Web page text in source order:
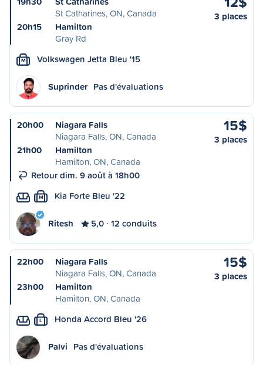
St Catharines, ON, Canada
20h15
Hamilton
Gray Rd
3 places
M Volkswagen Jetta Bleu '15
Suprinder Pas d'évaluations
20h00
Niagara Falls
Niagara Falls, ON, Canada
21h00
Hamilton
Hamilton, ON, Canada
Retour dim. 9 août à 18h00
15$
3 places
M Kia Forte Bleu '22
Ritesh 5,0 12 conduits
22h00
Niagara Falls
Niagara Falls, ON, Canada
23h00
Hamilton
Hamilton, ON, Canada
15$
3 places
L Honda Accord Bleu '26
Palvi Pas d'évaluations